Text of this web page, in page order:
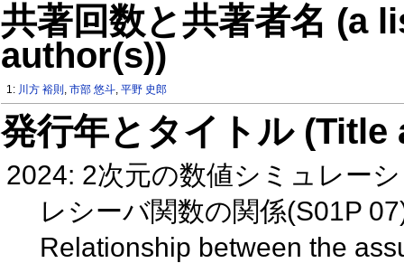
共著回数と共著者名 (a
author(s))
1: 川方 裕則 ,市部 悠斗,平野 史郎
発行年とタイトル
2024: 2次元の数値シミュレー
レシーバ関数の関係(S01P
Relationship between the